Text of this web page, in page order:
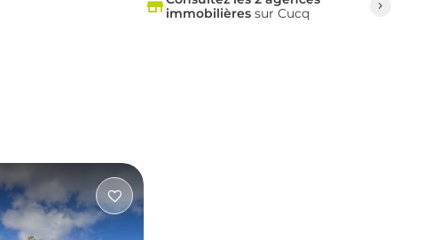
immobilièressur Cucq